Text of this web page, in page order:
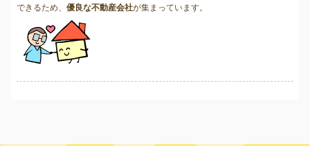
できるため、 優良な不動産会社が集まっています。